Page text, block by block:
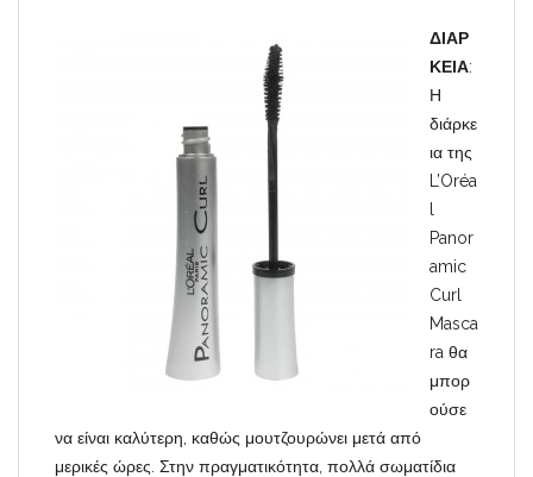
ΔΙΑΡ
ΚΕΙΑ:
Η
διάρκε
ια της
L’Oréa
Panor
amic
Curl
Masca
ra θα
μπορ
ούσε
να είναι καλύτερη, καθώς μουτζουρώνει μετά από
μερικές ώρες. Στην πραγματικότητα, πολλά σωματίδια